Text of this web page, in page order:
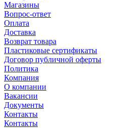
Магазины
Вопрос-ответ
Оплата
Доставка
Возврат товара
Пластиковые сертификаты
Договор публичной оферты
Политика
Компания
О компании
Вакансии
Документы
Контакты
Контакты